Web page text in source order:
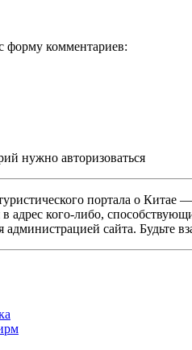
форму комментариев:
нужно авторизоваться
портала о Китае —
адрес кого-либо,
администрацией сайта.